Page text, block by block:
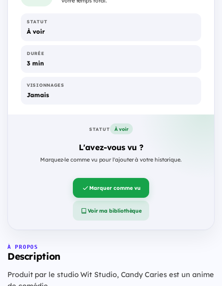
STATUT
À voir
DURÉE
3 min
VISIONNAGES
Jamais
STATUT À voir
L'avez-vous vu ?
Marquez-le comme vu pour l'ajouter à votre historique.
Marquer comme vu
Voir ma bibliothèque
À PROPOS
Description
Produit par le studio Wit Studio, Candy Caries est un anime